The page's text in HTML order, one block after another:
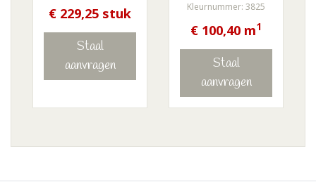
€ 229,25 stuk
Staal
aanvragen
Kleurnummer: 3825
€ 100,40 m1
Staal
aanvragen